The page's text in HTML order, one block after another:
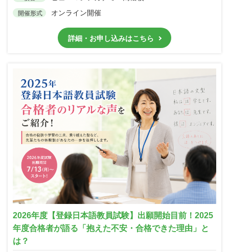
開催形式 オンライン開催
詳細・お申し込みはこちら
2026年度【登録日本語教員試験】出願開始目前！2025
年度合格者が語る「抱えた不安・合格できた理由」と
は？